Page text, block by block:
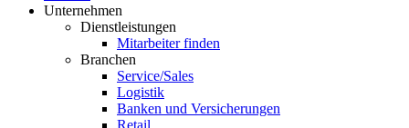
Unternehmen
Dienstleistungen
Mitarbeiter finden
Branchen
Service/Sales
Logistik
Banken und Versicherungen
Retail